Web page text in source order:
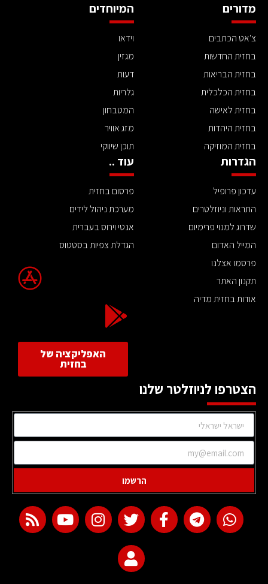
מדורים
צ'אט הכתבים
בחזית החדשות
בחזית הבריאות
בחזית הכלכלית
בחזית לאישה
בחזית היהדות
בחזית המוזיקה
המיוחדים
וידאו
מגזין
דעות
גלריות
המטבחון
מזג אוויר
תוכן שיווקי
הגדרות
עדכון פרופיל
התראות וניוזלטרים
שדרוג למנוי פרימיום
המייל האדום
פרסמו אצלנו
תקנון האתר
אודות בחזית מדיה
עוד ..
פרסום בחזית
מערכת ניהול לידים
אנטי וירוס בעברית
הגדלת צפיות בסטטוס
האפליקציה של
בחזית
הצטרפו לניוזלטר שלנו
הרשמו